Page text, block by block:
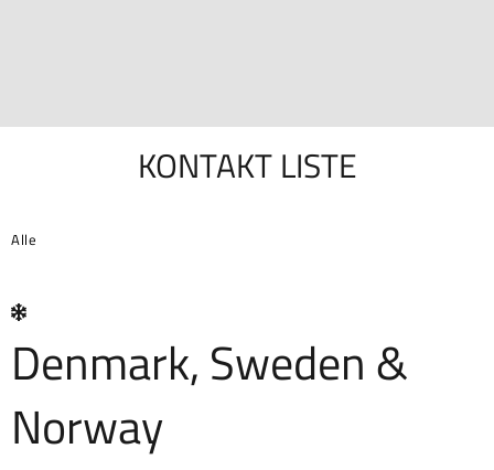
KONTAKT LISTE
Alle
Denmark, Sweden &
Norway